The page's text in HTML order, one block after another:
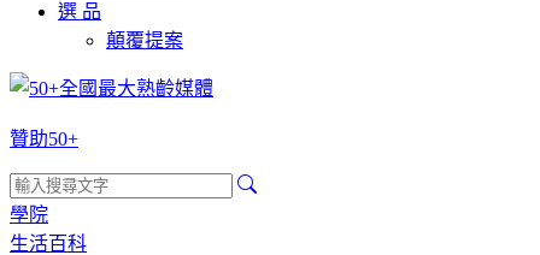
選 品
顛覆提案
贊助50+
學院
生活百科